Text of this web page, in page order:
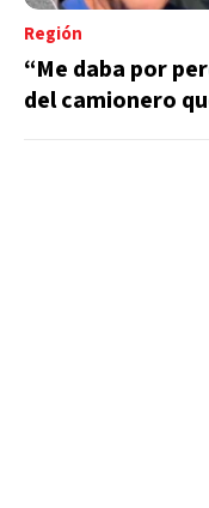
Región
“Me daba por
del camionero